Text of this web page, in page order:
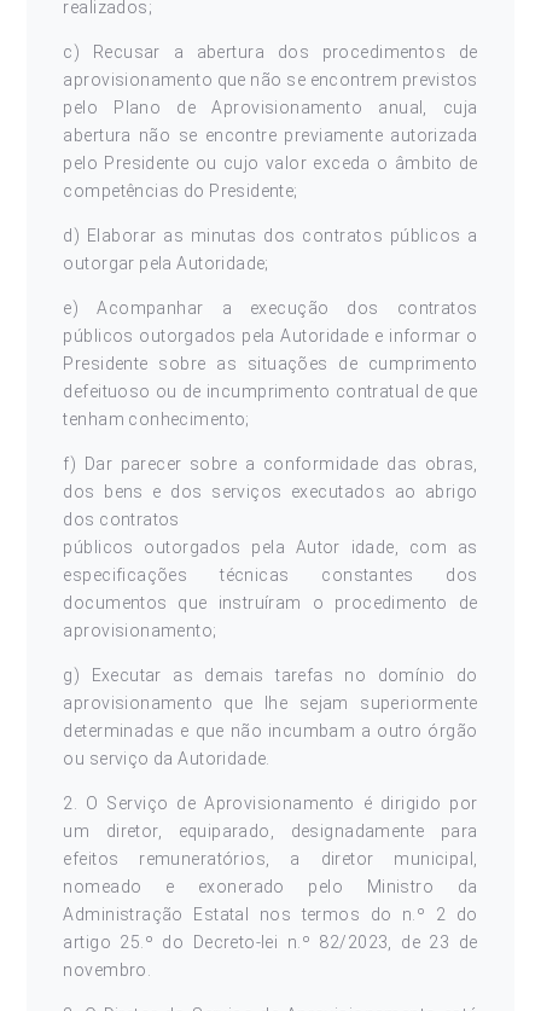
realizados;
c) Recusar a abertura dos procedimentos de
aprovisionamento que não se encontrem previstos
pelo Plano de Aprovisionamento anual, cuja
abertura não se encontre previamente autorizada
pelo Presidente ou cujo valor exceda o âmbito de
competências do Presidente;
d) Elaborar as minutas dos contratos públicos a
outorgar pela Autoridade;
e) Acompanhar a execução dos contratos
públicos outorgados pela Autoridade e informar o
Presidente sobre as situações de cumprimento
defeituoso ou de incumprimento contratual de que
tenham conhecimento;
f) Dar parecer sobre a conformidade das obras,
dos bens e dos serviços executados ao abrigo
dos contratos
públicos outorgados pela Autor idade, com as
especificações técnicas constantes dos
documentos que instruíram o procedimento de
aprovisionamento;
g) Executar as demais tarefas no domínio do
aprovisionamento que lhe sejam superiormente
determinadas e que não incumbam a outro órgão
ou serviço da Autoridade.
2. O Serviço de Aprovisionamento é dirigido por
um diretor, equiparado, designadamente para
efeitos remuneratórios, a diretor municipal,
nomeado e exonerado pelo Ministro da
Administração Estatal nos termos do n.º 2 do
artigo 25.º do Decreto-lei n.º 82/2023, de 23 de
novembro.